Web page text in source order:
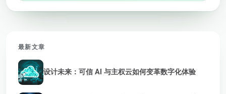
最新文章
设计未来：可信 AI 与主权云如何变革数字化体验